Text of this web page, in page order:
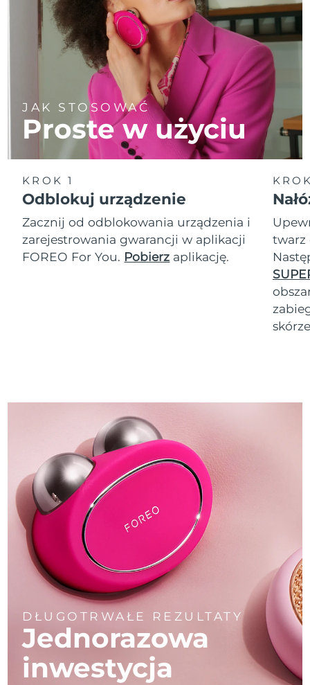
JAK STOSOWAĆ
Proste w użyciu
KROK 1
Odblokuj urządzenie
Zacznij od odblokowania urządzenia i
zarejestrowania gwarancji w aplikacji
FOREO For You. Pobierz aplikację.
twarz
DŁUGOTRWAŁE REZULTATY
Jednorazowa
inwestycja